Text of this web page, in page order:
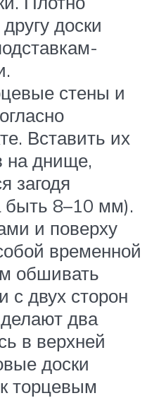
доски
стены и
Вставить их
на днище,
загодя
быть 8–10 мм).
и поверху
временной
обшивать
с двух сторон
два
в верхней
доски
торцевым